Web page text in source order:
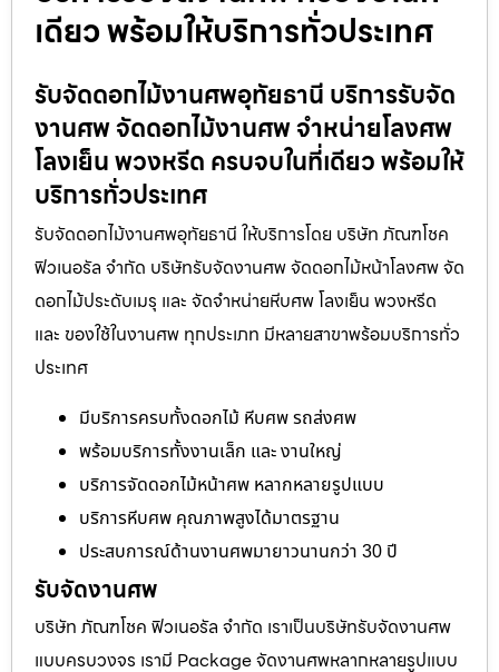
เดียว พร้อมให้บริการทั่วประเทศ
รับจัดดอกไม้งานศพอุทัยธานี บริการรับจัด
งานศพ จัดดอกไม้งานศพ จำหน่ายโลงศพ
โลงเย็น พวงหรีด ครบจบในที่เดียว พร้อมให้
บริการทั่วประเทศ
รับจัดดอกไม้งานศพอุทัยธานี ให้บริการโดย บริษัท ภัณฑโชค
ฟิวเนอรัล จำกัด บริษัทรับจัดงานศพ จัดดอกไม้หน้าโลงศพ จัด
ดอกไม้ประดับเมรุ และ จัดจำหน่ายหีบศพ โลงเย็น พวงหรีด
และ ของใช้ในงานศพ ทุกประเภท มีหลายสาขาพร้อมบริการทั่ว
ประเทศ
มีบริการครบทั้งดอกไม้ หีบศพ รถส่งศพ
พร้อมบริการทั้งงานเล็ก และ งานใหญ่
บริการจัดดอกไม้หน้าศพ หลากหลายรูปแบบ
บริการหีบศพ คุณภาพสูงได้มาตรฐาน
ประสบการณ์ด้านงานศพมายาวนานกว่า 30 ปี
รับจัดงานศพ
บริษัท ภัณฑโชค ฟิวเนอรัล จำกัด เราเป็นบริษัทรับจัดงานศพ
แบบครบวงจร เรามี Package จัดงานศพหลากหลายรูปแบบ